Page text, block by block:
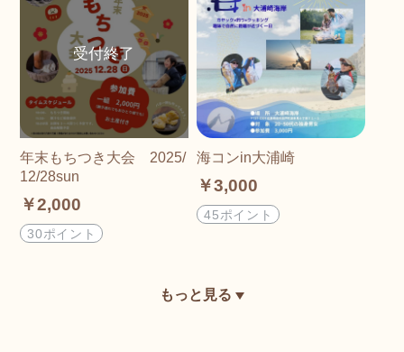
年末もちつき大会 2025/
12/28sun
￥2,000
30ポイント
海コンin大浦崎
￥3,000
45ポイント
もっと見る